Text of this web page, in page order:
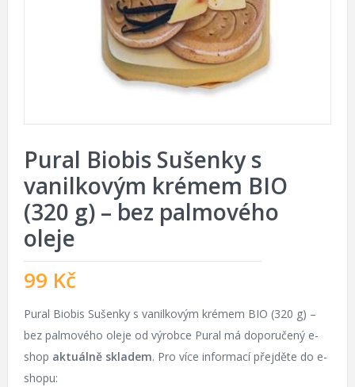
Pural Biobis Sušenky s
vanilkovým krémem BIO
(320 g) – bez palmového
oleje
99 Kč
Pural Biobis Sušenky s vanilkovým krémem BIO (320 g) –
bez palmového oleje od výrobce Pural má doporučený e-
shop aktuálně skladem. Pro více informací přejděte do e-
shopu: